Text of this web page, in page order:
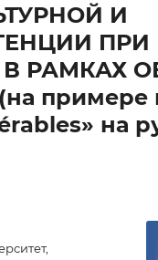
И
ПРИ
РАМКАХ
примере
на